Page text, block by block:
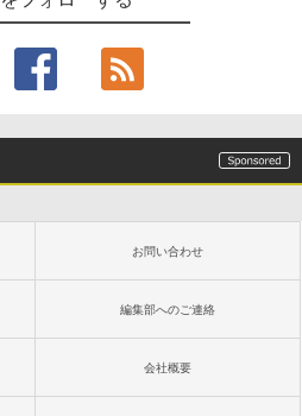
チャルアイテムを含む】 【オンラ
コード版
Office Home & Business 202
永続版)|オンラインコード版|Wind
ギフトカード - 2,000 Robux 【限
チャルアイテムを含む】 【オンラ
コード版
ーイラストLabo)
ジニア 初心者 素人 でも安心 使い
ニュアル AI副業にもコンテンツ作成
出版にも！ 非エンジニアのた
すべて身につくHTML & CSSとWe
ン入門講座［第2版］
大きな画面で読みやすい、6週間持
ーダー、ブラック、16GB、広告な
Paperwhite シグニチャーエディ
動調整、色調調節ライト、12週間
ッテリー、広告なし、メタリック
Kindle Colorsoft | 16GBストレ
防水、7インチカラーディスプレ
お問い合わせ
編集部へのご連絡
会社概要